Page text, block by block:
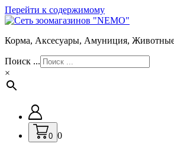
Перейти к содержимому
Корма, Аксесуары, Амуниция,
Поиск ...
×
0 0